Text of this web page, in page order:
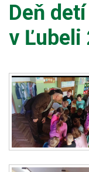
Deň
v Ľubeli